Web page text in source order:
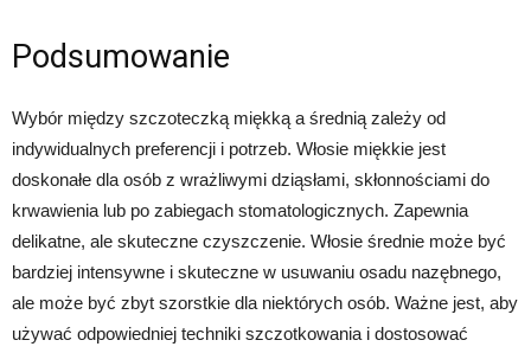
Podsumowanie
Wybór między szczoteczką miękką a średnią zależy od
indywidualnych preferencji i potrzeb. Włosie miękkie jest
doskonałe dla osób z wrażliwymi dziąsłami, skłonnościami do
krwawienia lub po zabiegach stomatologicznych. Zapewnia
delikatne, ale skuteczne czyszczenie. Włosie średnie może być
bardziej intensywne i skuteczne w usuwaniu osadu nazębnego,
ale może być zbyt szorstkie dla niektórych osób. Ważne jest, aby
używać odpowiedniej techniki szczotkowania i dostosować